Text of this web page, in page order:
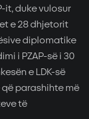
it, duke vulosur
e 28 dhjetorit
diplomatike
i PZAP-së i 30
e LDK-së
që parashihte më
të